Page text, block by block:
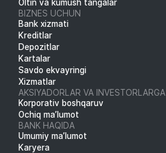
Oltin va kumush tangalar
BIZNES UCHUN
Bank xizmati
Kreditlar
Depozitlar
Kartalar
Savdo ekvayringi
Xizmatlar
AKSIYADORLAR VA INVESTORLARGA
Korporativ boshqaruv
Ochiq ma’lumot
BANK HAQIDA
Umumiy ma’lumot
Karyera